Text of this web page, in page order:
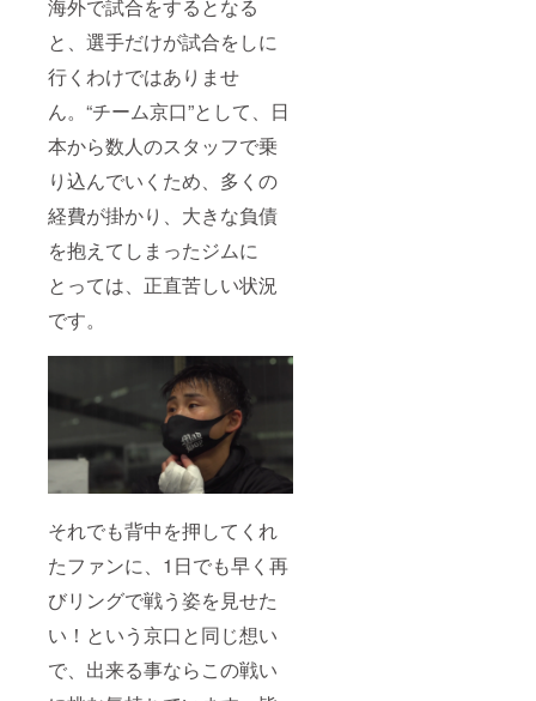
海外で試合をするとなる
と、選手だけが試合をしに
行くわけではありませ
ん。“チーム京口”として、日
本から数人のスタッフで乗
り込んでいくため、多くの
経費が掛かり、大きな負債
を抱えてしまったジムに
とっては、正直苦しい状況
です。
それでも背中を押してくれ
たファンに、1日でも早く再
びリングで戦う姿を見せた
い！という京口と同じ想い
で、出来る事ならこの戦い